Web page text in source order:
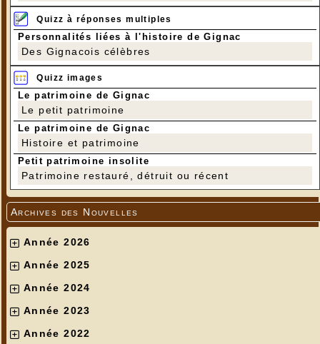
Quizz à réponses multiples
Personnalités liées à l'histoire de Gignac
Des Gignacois célèbres
Quizz images
Le patrimoine de Gignac
Le petit patrimoine
Le patrimoine de Gignac
Histoire et patrimoine
Petit patrimoine insolite
Patrimoine restauré, détruit ou récent
Archives des Nouvelles
Année 2026
Année 2025
Année 2024
Année 2023
Année 2022